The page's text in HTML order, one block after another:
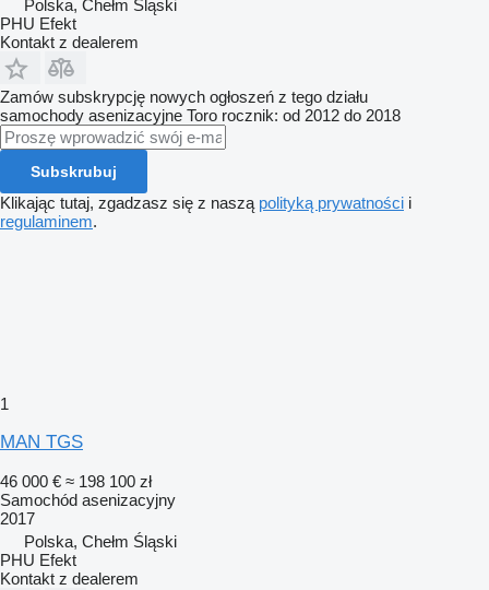
Polska, Chełm Śląski
PHU Efekt
Kontakt z dealerem
Zamów subskrypcję nowych ogłoszeń z tego działu
samochody asenizacyjne Toro rocznik: od 2012 do 2018
Subskrubuj
Klikając tutaj, zgadzasz się z naszą polityką prywatności i
regulaminem.
1
MAN TGS
46 000 € ≈ 198 100 zł
Samochód asenizacyjny
2017
Polska, Chełm Śląski
PHU Efekt
Kontakt z dealerem